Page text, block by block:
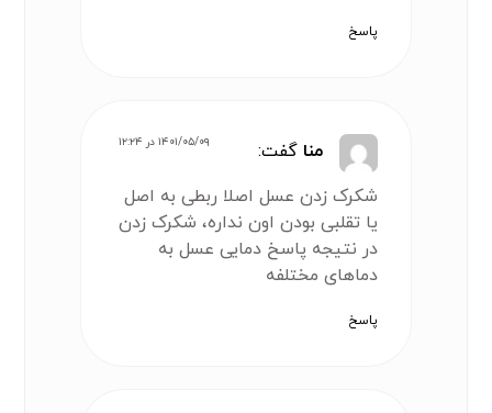
پاسخ
منا گفت: ۱۴۰۱/۰۵/۰۹ در ۱۲:۲۴
شکرک زدن عسل اصلا ربطی به اصل
یا تقلبی بودن اون نداره، شکرک زدن
در نتیجه پاسخ دمایی عسل به
دماهای مختلفه
پاسخ